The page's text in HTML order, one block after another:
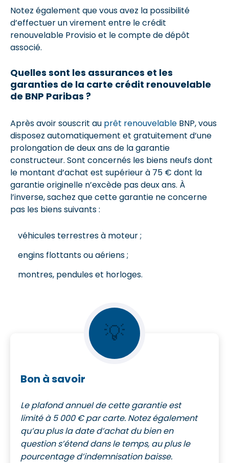
Notez également que vous avez la possibilité
d’effectuer un virement entre le crédit
renouvelable Provisio et le compte de dépôt
associé.
Quelles sont les assurances et les
garanties de la carte crédit renouvelable
de BNP Paribas ?
Après avoir souscrit au prêt renouvelable BNP, vous
disposez automatiquement et gratuitement d’une
prolongation de deux ans de la garantie
constructeur. Sont concernés les biens neufs dont
le montant d’achat est supérieur à 75 € dont la
garantie originelle n’excède pas deux ans. À
l’inverse, sachez que cette garantie ne concerne
pas les biens suivants :
véhicules terrestres à moteur ;
engins flottants ou aériens ;
montres, pendules et horloges.
💡
Bon à savoir
Le plafond annuel de cette garantie est
limité à 5 000 € par carte. Notez également
qu’au plus la date d’achat du bien en
question s’étend dans le temps, au plus le
pourcentage d’indemnisation baisse.